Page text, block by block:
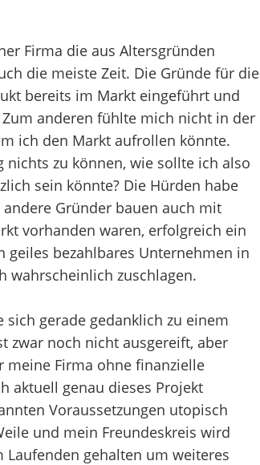
Firma die aus Altersgründen
die meiste Zeit. Die Gründe für die
bereits im Markt eingeführt und
anderen fühlte mich nicht in der
ich den Markt aufrollen könnte.
nichts zu können, wie sollte ich also
sein könnte? Die Hürden habe
Gründer bauen auch mit
vorhanden waren, erfolgreich ein
bezahlbares Unternehmen in
wahrscheinlich zuschlagen.
gerade gedanklich zu einem
zwar noch nicht ausgereift, aber
Firma ohne finanzielle
aktuell genau dieses Projekt
Voraussetzungen utopisch
und mein Freundeskreis wird
gehalten um weiteres